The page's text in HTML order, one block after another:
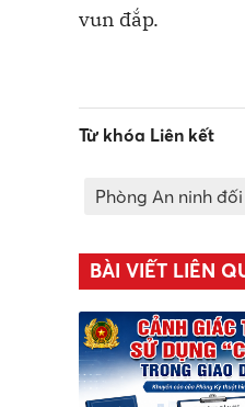
vun đắp.
Từ khóa Liên kết
Phòng An ninh
BÀI VIẾT LIÊN